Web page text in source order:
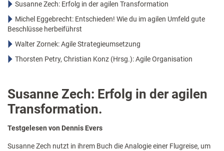
Susanne Zech: Erfolg in der agilen Transformation
Michel Eggebrecht: Entschieden! Wie du im agilen Umfeld gute
Beschlüsse herbeiführst
Walter Zornek: Agile Strategieumsetzung
Thorsten Petry, Christian Konz (Hrsg.): Agile Organisation
Susanne Zech: Erfolg in der agilen
Transformation.
Testgelesen von Dennis Evers
Susanne Zech nutzt in ihrem Buch die Analogie einer Flugreise, um